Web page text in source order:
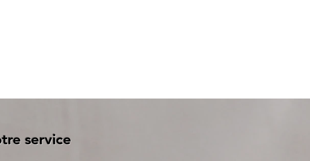
service